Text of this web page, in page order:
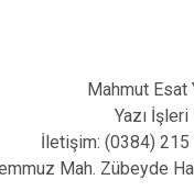
Mahmut Esat
Yazı
İletişim: (0384) 215
Mah. Zübeyde